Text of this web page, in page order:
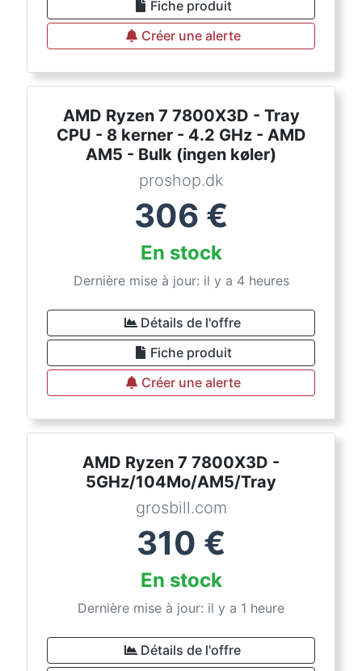
Fiche produit
Créer une alerte
AMD Ryzen 7 7800X3D - Tray
CPU - 8 kerner - 4.2 GHz - AMD
AM5 - Bulk (ingen køler)
proshop.dk
306 €
En stock
Dernière mise à jour: il y a 4 heures
Détails de l'offre
Fiche produit
Créer une alerte
AMD Ryzen 7 7800X3D -
5GHz/104Mo/AM5/Tray
grosbill.com
310 €
En stock
Dernière mise à jour: il y a 1 heure
Détails de l'offre